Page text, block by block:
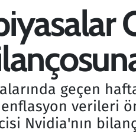
geçen
enflasyon verileri
Nvidia'nın